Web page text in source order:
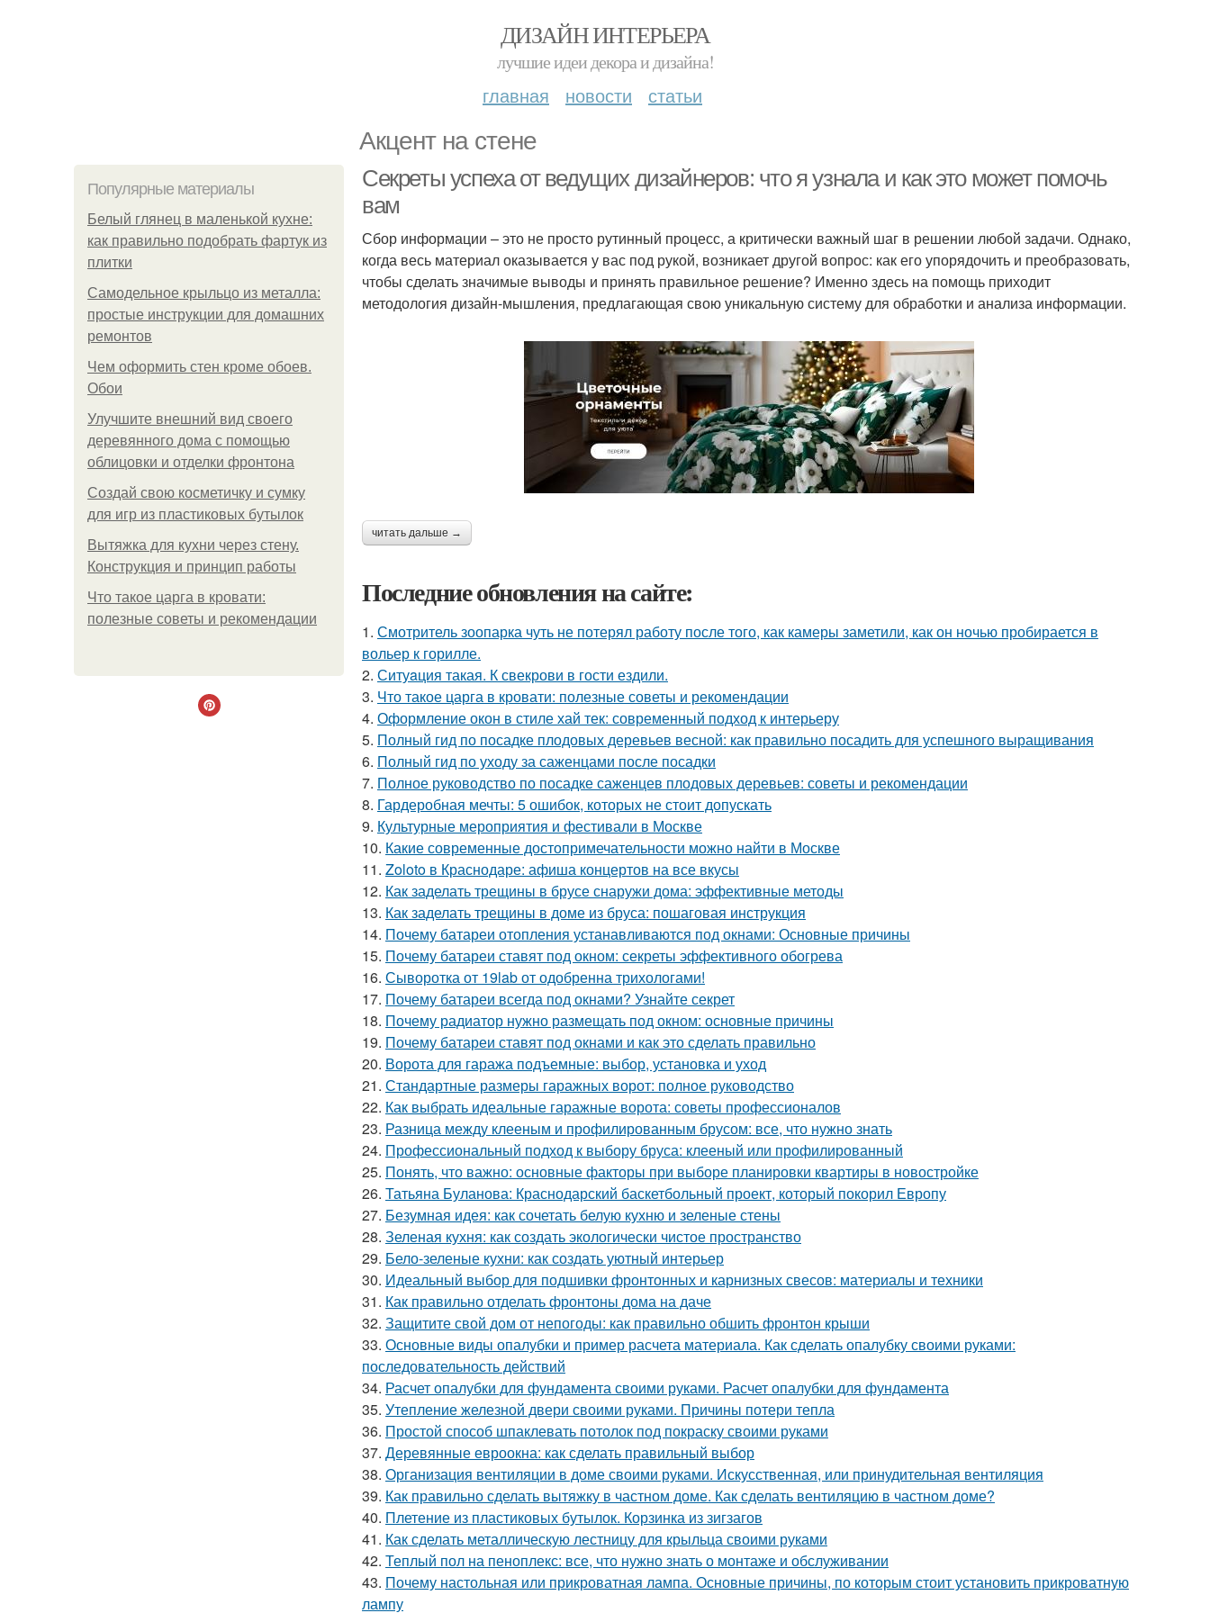
ДИЗАЙН ИНТЕРЬЕРА
лучшие идеи декора и дизайна!
главная новости статьи
Акцент на стене
Популярные материалы
Белый глянец в маленькой кухне:
как правильно подобрать фартук из
плитки
Самодельное крыльцо из металла:
простые инструкции для домашних
ремонтов
Чем оформить стен кроме обоев.
Обои
Улучшите внешний вид своего
деревянного дома с помощью
облицовки и отделки фронтона
Создай свою косметичку и сумку
для игр из пластиковых бутылок
Вытяжка для кухни через стену.
Конструкция и принцип работы
Что такое царга в кровати:
полезные советы и рекомендации
Секреты успеха от ведущих дизайнеров: что я узнала и как это может помочь
вам
Сбор информации – это не просто рутинный процесс, а критически важный шаг в решении любой задачи. Однако,
когда весь материал оказывается у вас под рукой, возникает другой вопрос: как его упорядочить и преобразовать,
чтобы сделать значимые выводы и принять правильное решение? Именно здесь на помощь приходит
методология дизайн-мышления, предлагающая свою уникальную систему для обработки и анализа информации.
читать дальше →
Последние обновления на сайте:
1. Смотритель зоопарка чуть не потерял работу после того, как камеры заметили, как он ночью пробирается в
вольер к горилле.
2. Ситуaция такая. К свекрови в гости ездили.
3. Что такое царга в кровати: полезные советы и рекомендации
4. Оформление окон в стиле хай тек: современный подход к интерьеру
5. Полный гид по посадке плодовых деревьев весной: как правильно посадить для успешного выращивания
6. Полный гид по уходу за саженцами после посадки
7. Полное руководство по посадке саженцев плодовых деревьев: советы и рекомендации
8. Гардеробная мечты: 5 ошибок, которых не стоит допускать
9. Культурные мероприятия и фестивали в Москве
10. Какие современные достопримечательности можно найти в Москве
11. Zoloto в Краснодаре: афиша концертов на все вкусы
12. Как заделать трещины в брусе снаружи дома: эффективные методы
13. Как заделать трещины в доме из бруса: пошаговая инструкция
14. Почему батареи отопления устанавливаются под окнами: Основные причины
15. Почему батареи ставят под окном: секреты эффективного обогрева
16. Сыворотка от 19lab от одобренна трихологами!
17. Почему батареи всегда под окнами? Узнайте секрет
18. Почему радиатор нужно размещать под окном: основные причины
19. Почему батареи ставят под окнами и как это сделать правильно
20. Ворота для гаража подъемные: выбор, установка и уход
21. Стандартные размеры гаражных ворот: полное руководство
22. Как выбрать идеальные гаражные ворота: советы профессионалов
23. Разница между клееным и профилированным брусом: все, что нужно знать
24. Профессиональный подход к выбору бруса: клееный или профилированный
25. Понять, что важно: основные факторы при выборе планировки квартиры в новостройке
26. Татьяна Буланова: Краснодарский баскетбольный проект, который покорил Европу
27. Безумная идея: как сочетать белую кухню и зеленые стены
28. Зеленая кухня: как создать экологически чистое пространство
29. Бело-зеленые кухни: как создать уютный интерьер
30. Идеальный выбор для подшивки фронтонных и карнизных свесов: материалы и техники
31. Как правильно отделать фронтоны дома на даче
32. Защитите свой дом от непогоды: как правильно обшить фронтон крыши
33. Основные виды опалубки и пример расчета материала. Как сделать опалубку своими руками:
последовательность действий
34. Расчет опалубки для фундамента своими руками. Расчет опалубки для фундамента
35. Утепление железной двери своими руками. Причины потери тепла
36. Простой способ шпаклевать потолок под покраску своими руками
37. Деревянные евроокна: как сделать правильный выбор
38. Организация вентиляции в доме своими руками. Искусственная, или принудительная вентиляция
39. Как правильно сделать вытяжку в частном доме. Как сделать вентиляцию в частном доме?
40. Плетение из пластиковых бутылок. Корзинка из зигзагов
41. Как сделать металлическую лестницу для крыльца своими руками
42. Теплый пол на пеноплекс: все, что нужно знать о монтаже и обслуживании
43. Почему настольная или прикроватная лампа. Основные причины, по которым стоит установить прикроватную
лампу